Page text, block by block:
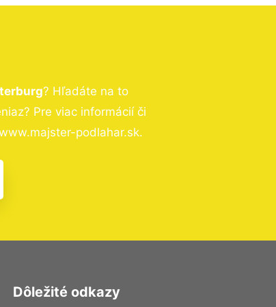
? Hľadáte na to
Pre viac informácií či
podlahar.sk.
Dôležité odkazy